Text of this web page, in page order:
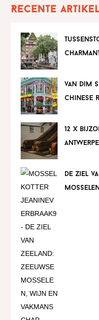
Recente
van dim
chinese
12 x
de ziel